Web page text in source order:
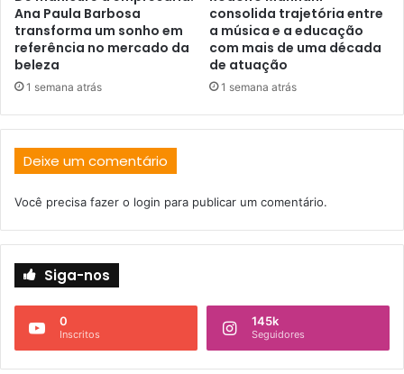
Ana Paula Barbosa
transforma um sonho em
referência no mercado da
beleza
1 semana atrás
consolida trajetória entre
a música e a educação
com mais de uma década
de atuação
1 semana atrás
Deixe um comentário
Você precisa fazer o login para publicar um comentário.
Siga-nos
0
Inscritos
145k
Seguidores